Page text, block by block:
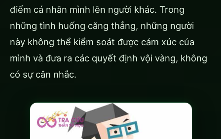
điểm cá nhân mình lên người khác. Trong
những tình huống căng thẳng, những người
này không thể kiểm soát được cảm xúc của
mình và đưa ra các quyết định vội vàng, không
có sự cân nhắc.